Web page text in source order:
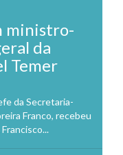
ministro-
da
Temer
da Secretaria-
Franco, recebeu